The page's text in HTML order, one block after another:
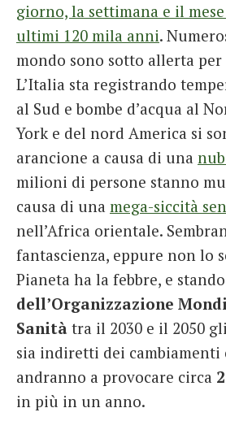
giorno, la settimana e il
ultimi 120 mila anni.
mondo sono sotto allerta
L’Italia sta registrando
al Sud e bombe d’acqua al
York e del nord America si
arancione a causa di una
milioni di persone stanno
causa di una mega-siccità
nell’Africa orientale.
fantascienza, eppure non lo
Pianeta ha la febbre, e
dell’Organizzazione
Sanità tra il 2030 e il 2050
sia indiretti dei cambiamenti
andranno a provocare circa
in più in un anno.